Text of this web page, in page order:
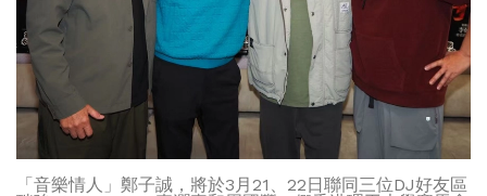
「音樂情人」鄭子誠，將於3月21、22日聯同三位DJ好友區